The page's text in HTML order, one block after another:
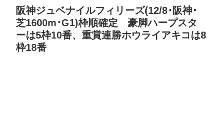
阪神ジュベナイルフィリーズ(12/8･阪神･
芝1600m･G1)枠順確定 豪脚ハープスタ
ーは5枠10番、重賞連勝ホウライアキコは8
枠18番